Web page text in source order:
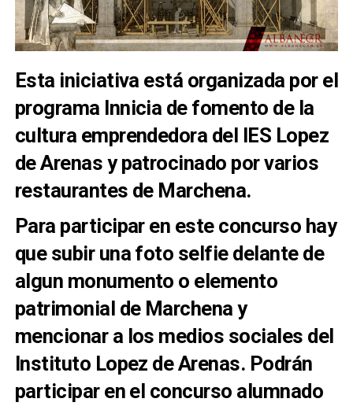
Esta iniciativa está organizada por el
programa Innicia de fomento de la
cultura emprendedora del IES Lopez
de Arenas y patrocinado por varios
restaurantes de Marchena.
Para participar en este concurso hay
que subir una foto selfie delante de
algun monumento o elemento
patrimonial de Marchena y
mencionar a los medios sociales del
Instituto Lopez de Arenas. Podrán
participar en el concurso alumnado